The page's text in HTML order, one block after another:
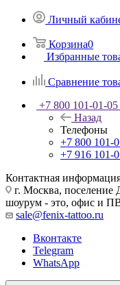
Личный
Корзина0
Избранные
Сравнение
+7 800 101-01-05
Назад
Телефоны
+7 800 101-
+7 916 101-
Контактная
г. Москва, поселение
шоурум - это, офис и
sale@fenix-tattoo.ru
Вконтакте
Telegram
WhatsApp